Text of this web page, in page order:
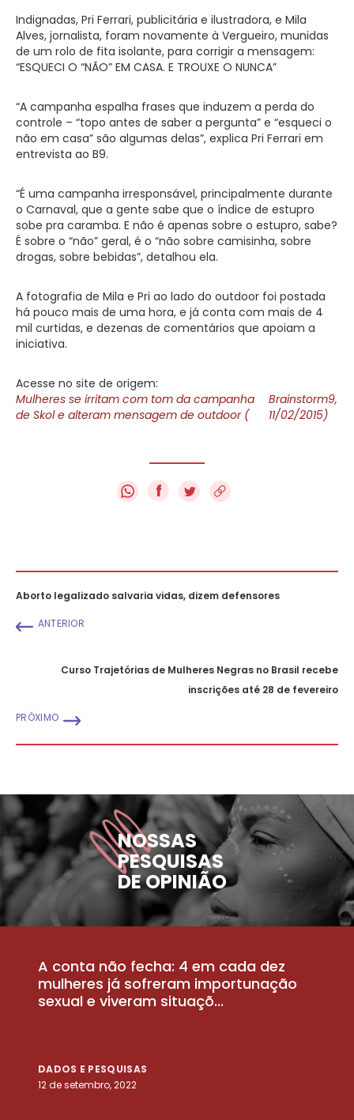
Indignadas, Pri Ferrari, publicitária e ilustradora, e Mila
Alves, jornalista, foram novamente à Vergueiro, munidas
de um rolo de fita isolante, para corrigir a mensagem:
“ESQUECI O “NÃO” EM CASA. E TROUXE O NUNCA”
“A campanha espalha frases que induzem a perda do
controle – “topo antes de saber a pergunta” e “esqueci o
não em casa” são algumas delas”, explica Pri Ferrari em
entrevista ao B9.
“É uma campanha irresponsável, principalmente durante
o Carnaval, que a gente sabe que o índice de estupro
sobe pra caramba. E não é apenas sobre o estupro, sabe?
É sobre o “não” geral, é o “não sobre camisinha, sobre
drogas, sobre bebidas”, detalhou ela.
A fotografia de Mila e Pri ao lado do outdoor foi postada
há pouco mais de uma hora, e já conta com mais de 4
mil curtidas, e dezenas de comentários que apoiam a
iniciativa.
Acesse no site de origem:
Mulheres se irritam com tom da campanha
de Skol e alteram mensagem de outdoor (
Brainstorm9,
11/02/2015)
f
Aborto legalizado salvaria vidas, dizem defensores
ANTERIOR
Curso Trajetórias de Mulheres Negras no Brasil recebe
inscrições até 28 de fevereiro
PRÓXIMO
NOSSAS
PESQUISAS
DE OPINIÃO
A conta não fecha: 4 em cada dez
mulheres já sofreram importunação
sexual e viveram situaçõ...
DADOS E PESQUISAS
12 de setembro, 2022